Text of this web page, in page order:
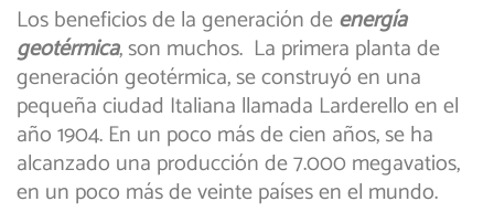
Los beneficios de la generación deenergía
geotérmica, son muchos. La primera planta de
generación geotérmica, se construyó en una
pequeña ciudad Italiana llamada Larderello en el
año 1904. En un poco más de cien años, se ha
alcanzado una producción de 7.000 megavatios,
en un poco más de veinte países en el mundo.